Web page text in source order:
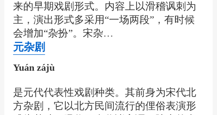
来的早期戏剧形式。内容上以滑稽讽刺为
主，演出形式多采用“一场两段”，有时候
会增加“杂扮”。宋杂…
元杂剧
Yuán zájù
是元代代表性戏剧种类。其前身为宋代北
方杂剧，它以北方民间流行的俚俗表演形